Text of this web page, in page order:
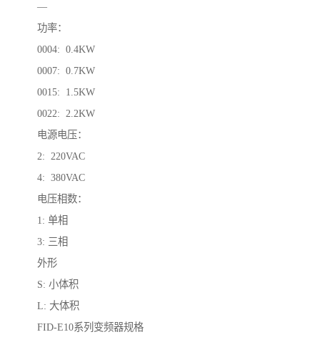
—
功率：
0004: 0.4KW
0007: 0.7KW
0015: 1.5KW
0022: 2.2KW
电源电压：
2: 220VAC
4: 380VAC
电压相数：
1: 单相
3: 三相
外形
S: 小体积
L: 大体积
FID-E10系列变频器规格